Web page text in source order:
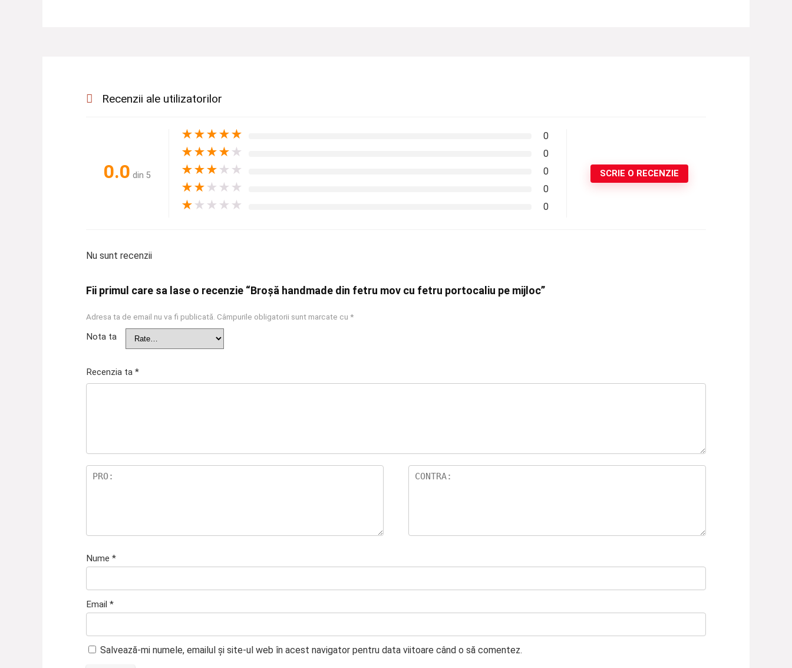
Recenzii ale utilizatorilor
0.0 din 5
★★★★★ 0
★★★★ ★ 0
★★★ ★ ★ 0
★★ ★ ★ ★ 0
★ ★ ★ ★ ★ 0
SCRIE O RECENZIE
Nu sunt recenzii
Fii primul care sa lase o recenzie “Broșă handmade din fetru mov cu fetru portocaliu pe mijloc”
Adresa ta de email nu va fi publicată. Câmpurile obligatorii sunt marcate cu *
Nota ta
Recenzia ta *
Nume *
Email *
Salvează-mi numele, emailul și site-ul web în acest navigator pentru data viitoare când o să comentez.